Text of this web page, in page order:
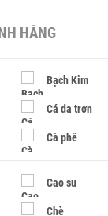
HÀNG
Bạch Kim
Cá da trơn
Cà phê
Cao su
Chè